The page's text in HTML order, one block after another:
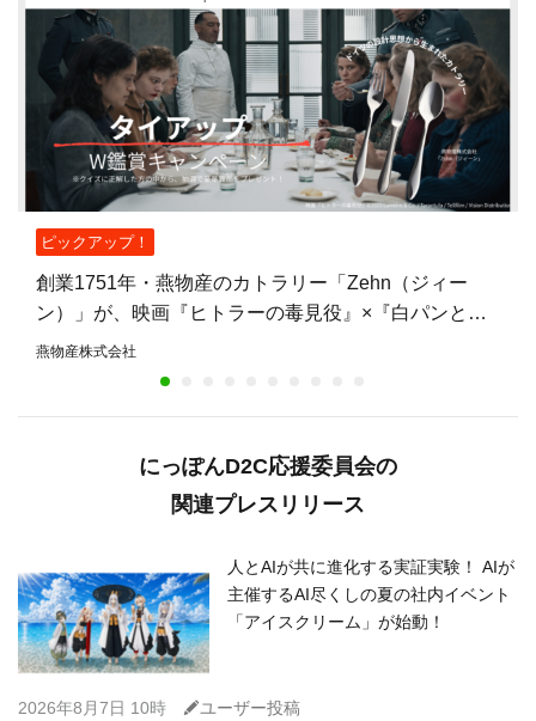
ピックアップ！
創業1751年・燕物産のカトラリー「Zehn（ジィー
ン）」が、映画『ヒトラーの毒見役』×『白パンと独
裁者』W鑑賞キャンペーンの賞品に——燕物産初の映
燕物産株式会社
にっぽんD2C応援委員会の
関連プレスリリース
人とAIが共に進化する実証実験！ AIが
主催するAI尽くしの夏の社内イベント
「アイスクリーム」が始動！
2026年8月7日 10時 Cユーザー投稿